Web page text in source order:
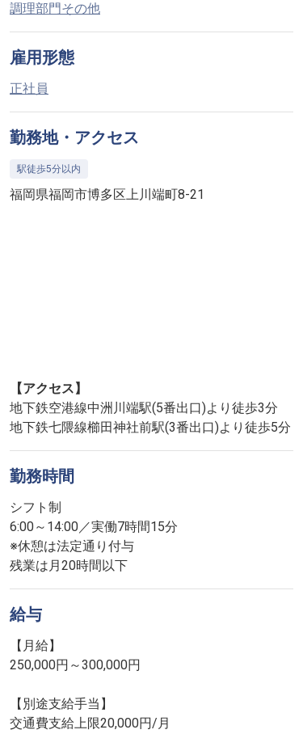
調理部門その他
雇用形態
正社員
勤務地・アクセス
駅徒歩5分以内
福岡県福岡市博多区上川端町8-21
【アクセス】
地下鉄空港線中洲川端駅(5番出口)より徒歩3分
地下鉄七隈線櫛田神社前駅(3番出口)より徒歩5分
勤務時間
シフト制
6:00～14:00／実働7時間15分
※休憩は法定通り付与
残業は月20時間以下
給与
【月給】
250,000円～300,000円
【別途支給手当】
交通費支給上限20,000円/月